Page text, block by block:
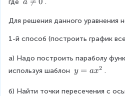
где
n
q
a .
Для решения данного уравнения
1-й способ (построить график
а) Надо построить параболу
используя шаблон y
a
y = ax2 .
б) Найти точки пересечения с